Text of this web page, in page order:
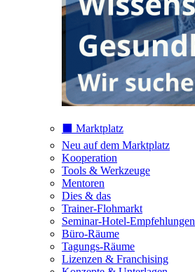
⬛️ Marktplatz
Neu auf dem Marktplatz
Kooperation
Tools & Werkzeuge
Mentoren
Dies & das
Trainer-Flohmarkt
Seminar-Hotel-Empfehlungen
Büro-Räume
Tagungs-Räume
Lizenzen & Franchising